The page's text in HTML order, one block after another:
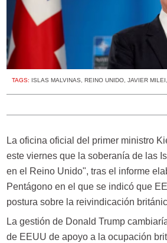
TAGS: ISLAS MALVINAS REINO UNIDO JAVIER MILEI
La oficina oficial del primer ministro
este viernes que la soberanía de las
en el Reino Unido", tras el informe
Pentágono en el que se indicó que
postura sobre la reivindicación
La gestión de Donald Trump
de EEUU de apoyo a la ocupación